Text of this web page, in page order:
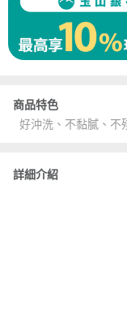
商品特色
好沖洗、不黏膩、不
詳細介紹